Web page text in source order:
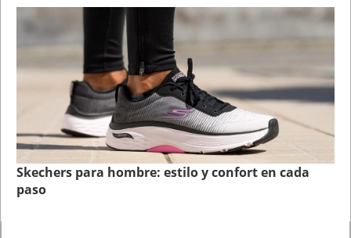
Skechers para hombre: estilo y confort en cada
paso